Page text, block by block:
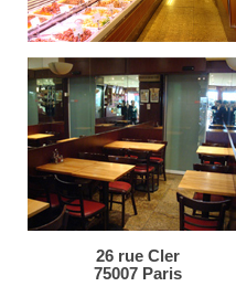
26 rue Cler
75007 Paris